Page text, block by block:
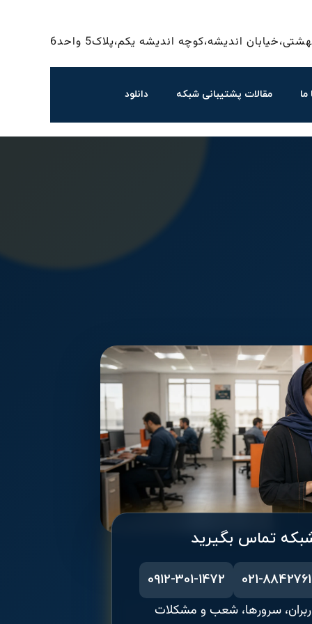
اندیشه،کوچه اندیشه یکم،پلاک5 واحد6
مقالات پشتیبانی شبکه دانلود
تماس بگیرید
021-
0912-301-1472
سرورها، شعب و مشکلات